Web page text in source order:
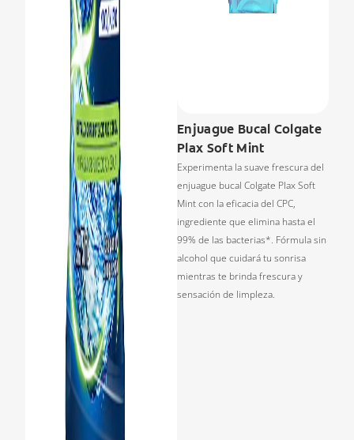
Enjuague Bucal Colgate
Plax Soft Mint
Experimenta la suave frescura del
enjuague bucal Colgate Plax Soft
Mint con la eficacia del CPC,
ingrediente que elimina hasta el
99% de las bacterias*. Fórmula sin
alcohol que cuidará tu sonrisa
mientras te brinda frescura y
sensación de limpleza.